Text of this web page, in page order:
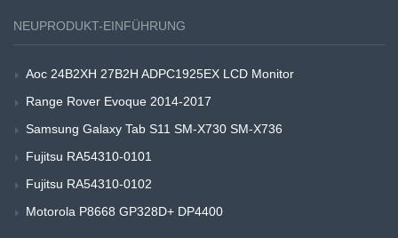
NEUPRODUKT-EINFÜHRUNG
Aoc 24B2XH 27B2H ADPC1925EX LCD Monitor
Range Rover Evoque 2014-2017
Samsung Galaxy Tab S11 SM-X730 SM-X736
Fujitsu RA54310-0101
Fujitsu RA54310-0102
Motorola P8668 GP328D+ DP4400